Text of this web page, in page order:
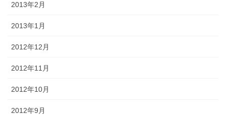
2013年2月
2013年1月
2012年12月
2012年11月
2012年10月
2012年9月